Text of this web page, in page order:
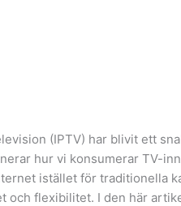
(IPTV) har blivit ett
hur vi konsumerar TV-
istället för traditionella
och flexibilitet. I den här